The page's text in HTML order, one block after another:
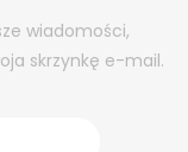
wiadomości,
skrzynkę e-mail.